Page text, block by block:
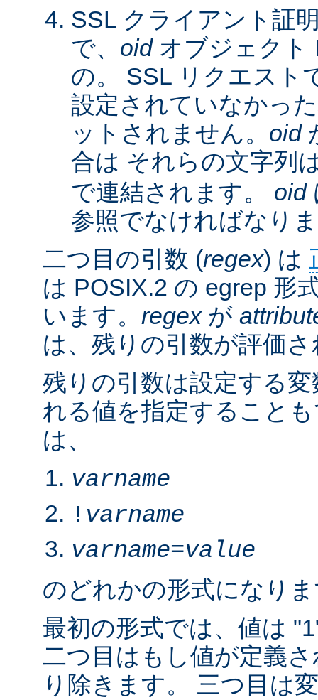
SSL クライアント証
で、 oidオブジェクト
の。 SSL リクエスト
設定されていなかっ
ットされません。 oid
合は それらの文字列
で連結されます。 oid
参照でなければなり
二つ目の引数 (regex) は
は POSIX.2 の egrep 形
います。 regexが
は、残りの引数が評価
残りの引数は設定する
れる値を指定すること
は、
varname
! varname
varname=value
のどれかの形式になり
最初の形式では、値は
二つ目はもし値が定義
り除きます。 三つ目は